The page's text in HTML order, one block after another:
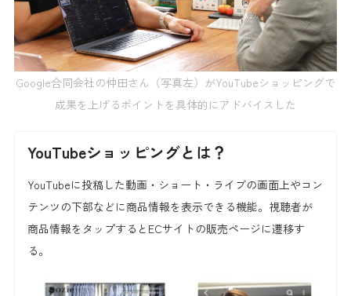
Google合同会社の仲田さん（写真左）がYouTubeショッピングで
成果を上げるポイントを具体的にアドバイスした
YouTubeショッピングとは？
YouTubeに投稿した動画・ショート・ライブの画面上やコン
テンツの下部などに商品情報を表示できる機能。視聴者が
商品情報をタップするとECサイトの販売ページに遷移す
る。